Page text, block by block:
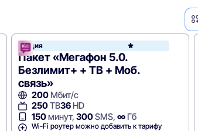
Акция
Пакет «Мегафон 5.0.
Безлимит+ + ТВ + Моб.
связь»
200Мбит/с
250ТВ36HD
150минут, 300SMS, ∞Гб
Wi-Fi роутер можно добавить к тарифу